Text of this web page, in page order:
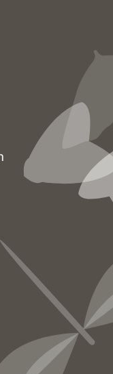
wandeling kunt
tegenkomen.
ideaal
uitgangspunt